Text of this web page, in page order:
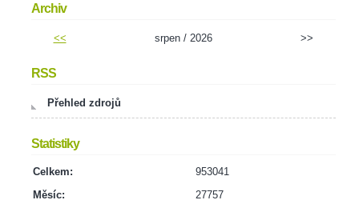
Archiv
<< srpen / 2026 >>
RSS
Přehled zdrojů
Statistiky
Celkem:
953041
Měsíc:
27757